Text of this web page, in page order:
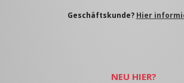
Geschäftskunde? Hier
NEU HIER?